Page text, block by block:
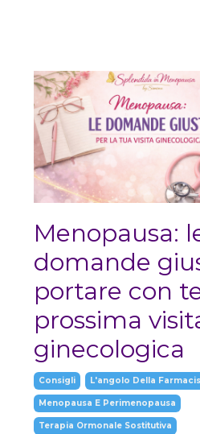
Menopausa:
domande
portare con
prossima
ginecologica
Consigli L'angolo Della
Menopausa E Perimenopausa
Terapia Ormonale Sostitutiva